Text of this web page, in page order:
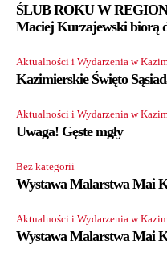
ŚLUB ROKU W
Maciej Kurzajewski biorą
Aktualności i Wydarzenia w
Kazimierskie Święto
Aktualności i Wydarzenia w
Uwaga! Gęste mgły
Bez kategorii
Wystawa Malarstwa Mai
Aktualności i Wydarzenia w
Wystawa Malarstwa Mai